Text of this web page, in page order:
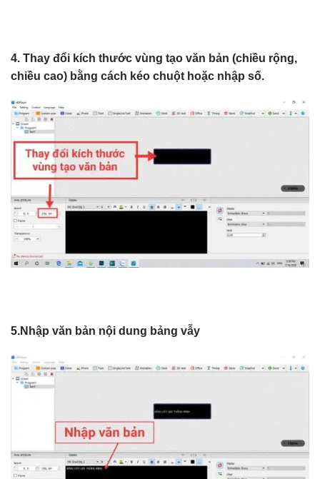
4. Thay đổi kích thước vùng tạo văn bản (chiều rộng,
chiều cao) bằng cách kéo chuột hoặc nhập số.
5.Nhập văn bản nội dung bảng vẫy